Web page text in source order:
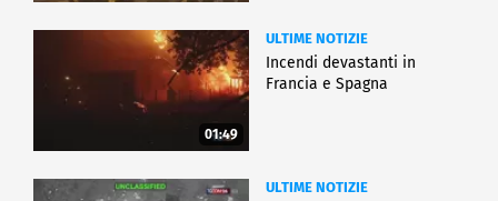
01:49
ULTIME NOTIZIE
Incendi devastanti in
Francia e Spagna
ULTIME NOTIZIE